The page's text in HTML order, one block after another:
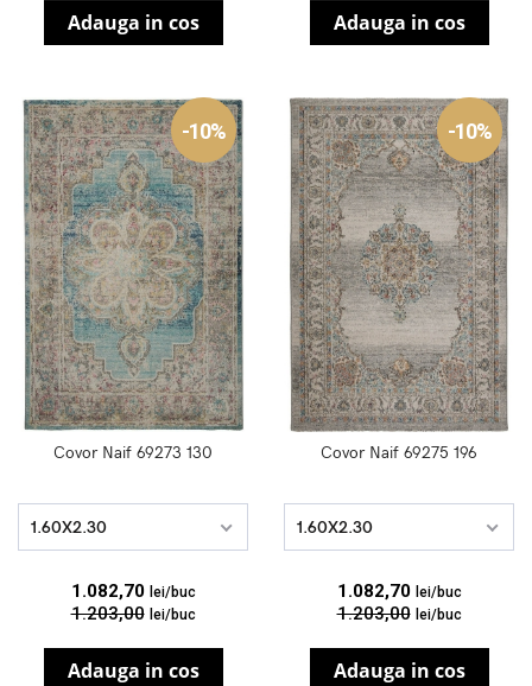
Adauga in cos Adauga in cos
-10%
Covor Naif 69273 130
1.60X2.30
1.082,70 lei/buc
1.203,00 lei/buc
Adauga in cos
-10%
Covor Naif 69275 196
1.60X2.30
1.082,70 lei/buc
1.203,00 lei/buc
Adauga in cos